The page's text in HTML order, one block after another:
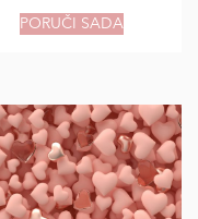
PORUČI SADA